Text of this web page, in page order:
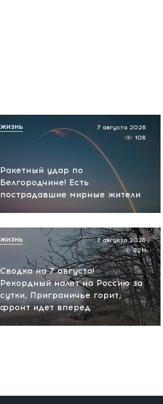
Ракетный удар по
Белгородчине! Есть
пострадавшие мирные жители
7 августа 2026
108
ЖИЗНЬ
Сводка на 7 августа!
Рекордный налет на Россию за
сутки, Приграничье горит,
фронт идет вперед
7 августа 2026
3211
ЖИЗНЬ